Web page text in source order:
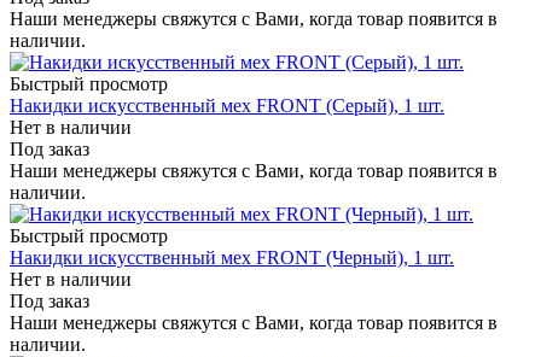
Наши менеджеры свяжутся с Вами, когда товар появится в
наличии.
Быстрый просмотр
Накидки искусственный мех FRONT (Серый), 1 шт.
Нет в наличии
Под заказ
Наши менеджеры свяжутся с Вами, когда товар появится в
наличии.
Быстрый просмотр
Накидки искусственный мех FRONT (Черный), 1 шт.
Нет в наличии
Под заказ
Наши менеджеры свяжутся с Вами, когда товар появится в
наличии.